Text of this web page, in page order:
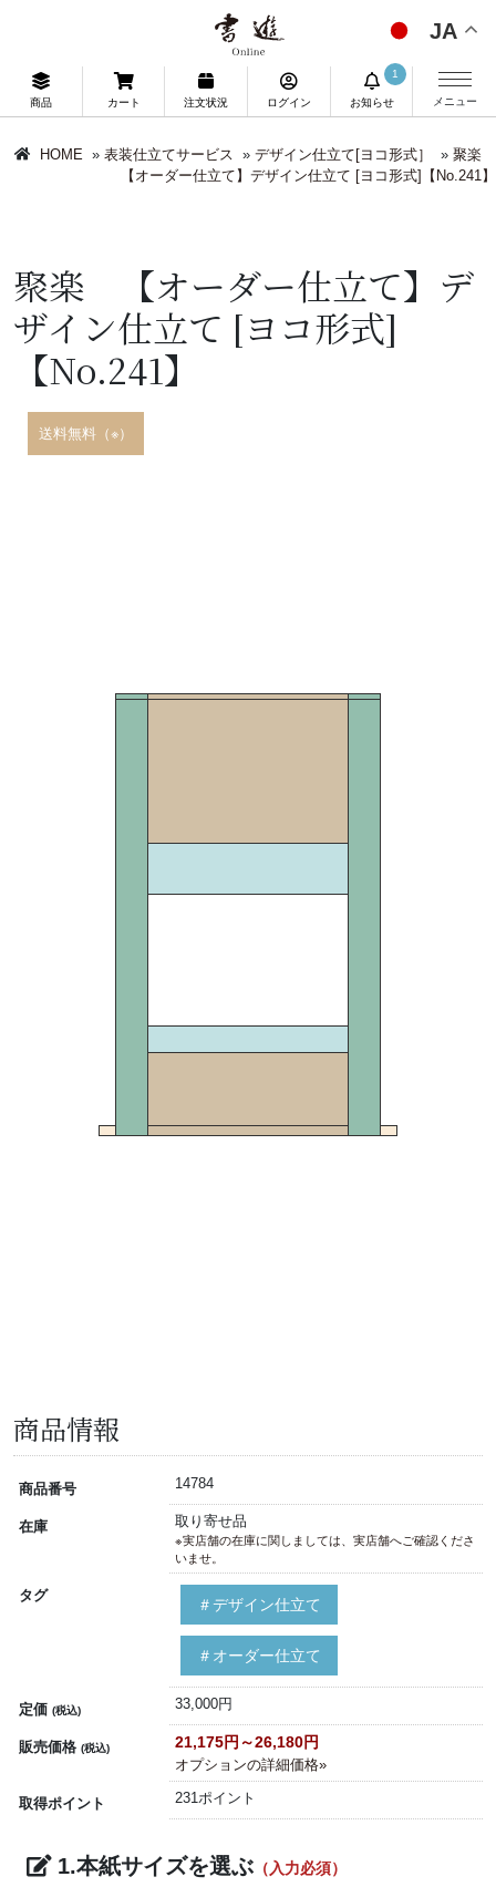
JA
商品 カート 注文状況 ログイン お知らせ
1
メニュー
HOME » 表装仕立てサービス » デザイン仕立て[ヨコ形式］ » 聚楽
【オーダー仕立て】デザイン仕立て [ヨコ形式]【No.241】
聚楽 【オーダー仕立て】デ
ザイン仕立て [ヨコ形式]
【No.241】
送料無料（※）
商品情報
商品番号 14784
在庫 取り寄せ品
※実店舗の在庫に関しましては、実店舗へご確認くださ
いませ。
タグ
＃デザイン仕立て
＃オーダー仕立て
定価 (税込) 33,000円
販売価格 (税込) 21,175円～26,180円
オプションの詳細価格»
取得ポイント 231ポイント
1.本紙サイズを選ぶ （入力必須）